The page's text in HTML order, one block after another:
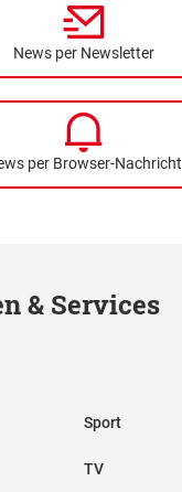
News per Newsletter
per Browser-Nachricht
& Services
Sport
TV